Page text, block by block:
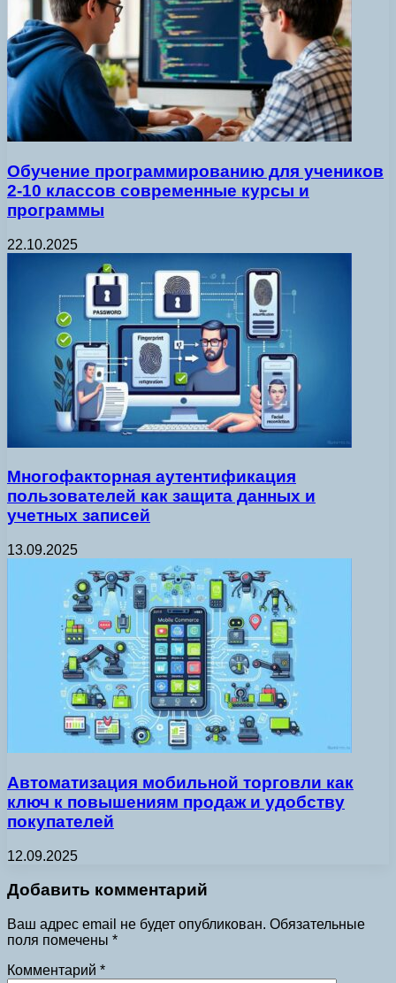
Обучение программированию для учеников
2-10 классов современные курсы и
программы
22.10.2025
Многофакторная аутентификация
пользователей как защита данных и
учетных записей
13.09.2025
Автоматизация мобильной торговли как
ключ к повышениям продаж и удобству
покупателей
12.09.2025
Добавить комментарий
Ваш адрес email не будет опубликован. Обязательные
поля помечены *
Комментарий *